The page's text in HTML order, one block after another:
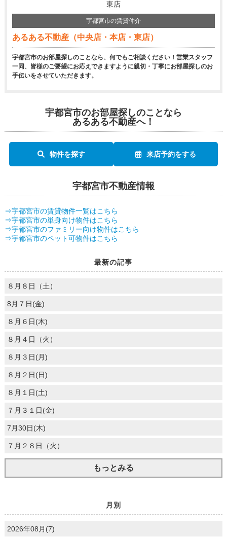
東店
宇都宮市の賃貸仲介
あるある不動産（中央店・本店・東店）
宇都宮市のお部屋探しのことなら、何でもご相談ください！営業スタッフ
一同、皆様のご要望にお応えできますように親切・丁寧にお部屋探しのお
手伝いをさせていただきます。
宇都宮市のお部屋探しのことなら
あるある不動産へ！
物件を探す 来店予約をする
宇都宮市不動産情報
⇒宇都宮市の賃貸物件一覧はこちら
⇒宇都宮市の単身向け物件はこちら
⇒宇都宮市のファミリー向け物件はこちら
⇒宇都宮市のペット可物件はこちら
最新の記事
８月８日（土）
8月７日(金)
８月６日(木)
８月４日（火）
８月３日(月)
８月２日(日)
８月１日(土)
７月３１日(金)
7月30日(木)
７月２８日（火）
もっとみる
月別
2026年08月(7)